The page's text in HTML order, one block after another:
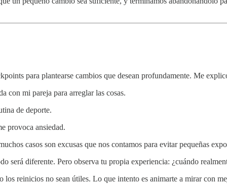
para plantearse cambios que desean profundamente. Me
con mi pareja para arreglar las cosas.
de deporte.
provoca ansiedad.
casos son excusas que nos contamos para evitar pequeñas
será diferente. Pero observa tu propia experiencia: ¿cuándo
reinicios no sean útiles. Lo que intento es animarte a mirar con